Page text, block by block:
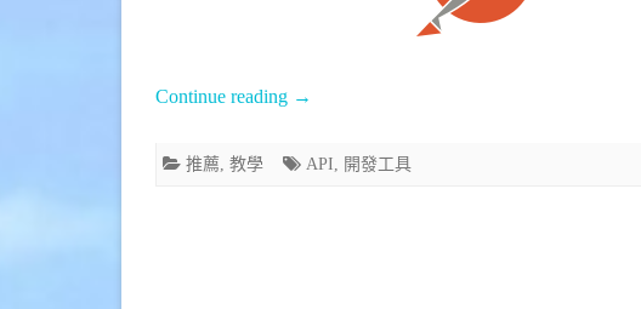
方
Continue reading →
推薦 教學 API 開發工具